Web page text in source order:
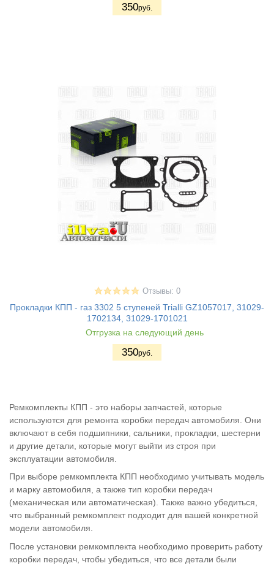
350руб.
Отзывы: 0
Прокладки КПП - газ 3302 5 ступеней Trialli GZ1057017, 31029-
1702134, 31029-1701021
Отгрузка на следующий день
350руб.
Ремкомплекты КПП - это наборы запчастей, которые
используются для ремонта коробки передач автомобиля. Они
включают в себя подшипники, сальники, прокладки, шестерни
и другие детали, которые могут выйти из строя при
эксплуатации автомобиля.
При выборе ремкомплекта КПП необходимо учитывать модель
и марку автомобиля, а также тип коробки передач
(механическая или автоматическая). Также важно убедиться,
что выбранный ремкомплект подходит для вашей конкретной
модели автомобиля.
После установки ремкомплекта необходимо проверить работу
коробки передач, чтобы убедиться, что все детали были